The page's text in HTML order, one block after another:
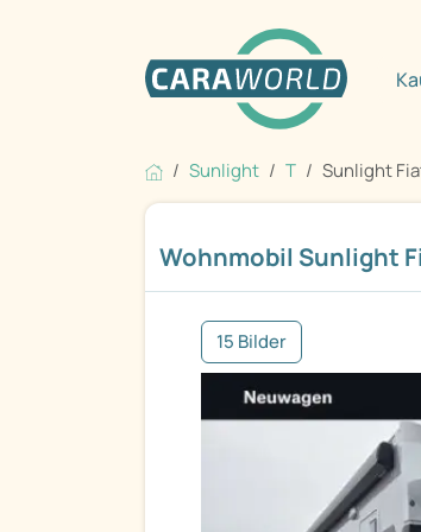
Sunlight T Sunlight
Wohnmobil Sunlight
15 Bilder